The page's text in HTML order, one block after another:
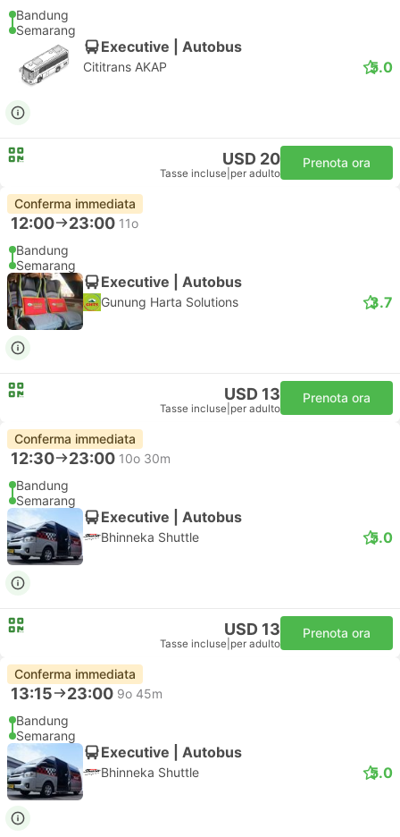
Bandung
Semarang
Executive | Autobus
Cititrans AKAP 5.0
USD 20
Tasse incluse per adulto
Prenota ora
Conferma immediata
12:00 23:00 11o
Bandung
Semarang
Executive | Autobus
Gunung Harta Solutions 3.7
USD 13
Tasse incluse per adulto
Prenota ora
Conferma immediata
12:30 23:00 10o 30m
Bandung
Semarang
Executive | Autobus
Bhinneka Shuttle 5.0
USD 13
Tasse incluse per adulto
Prenota ora
Conferma immediata
13:15 23:00 9o 45m
Bandung
Semarang
Executive | Autobus
Bhinneka Shuttle 5.0